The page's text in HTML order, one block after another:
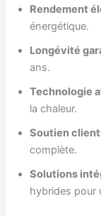
Rendement
énergétique.
Longévité
ans.
Technologie
la chaleur.
Soutien
complète.
Solutions
hybrides pour